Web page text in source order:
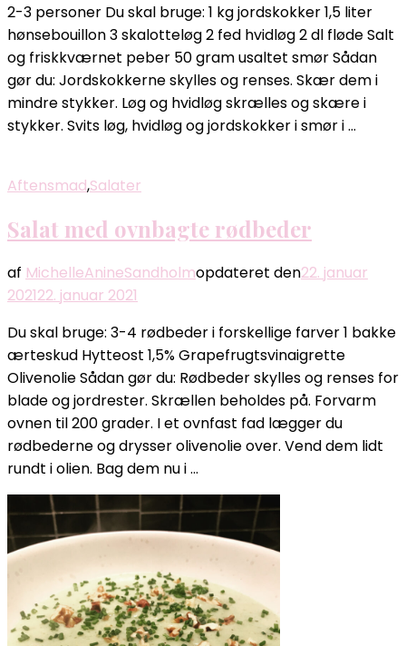
2-3 personer Du skal bruge: 1 kg jordskokker 1,5 liter
hønsebouillon 3 skalotteløg 2 fed hvidløg 2 dl fløde Salt
og friskkværnet peber 50 gram usaltet smør Sådan
gør du: Jordskokkerne skylles og renses. Skær dem i
mindre stykker. Løg og hvidløg skrælles og skære i
stykker. Svits løg, hvidløg og jordskokker i smør i …
Aftensmad,Salater
Salat med ovnbagte rødbeder
af MichelleAnineSandholmopdateret den22. januar
202122. januar 2021
Du skal bruge: 3-4 rødbeder i forskellige farver 1 bakke
ærteskud Hytteost 1,5% Grapefrugtsvinaigrette
Olivenolie Sådan gør du: Rødbeder skylles og renses for
blade og jordrester. Skrællen beholdes på. Forvarm
ovnen til 200 grader. I et ovnfast fad lægger du
rødbederne og drysser olivenolie over. Vend dem lidt
rundt i olien. Bag dem nu i …